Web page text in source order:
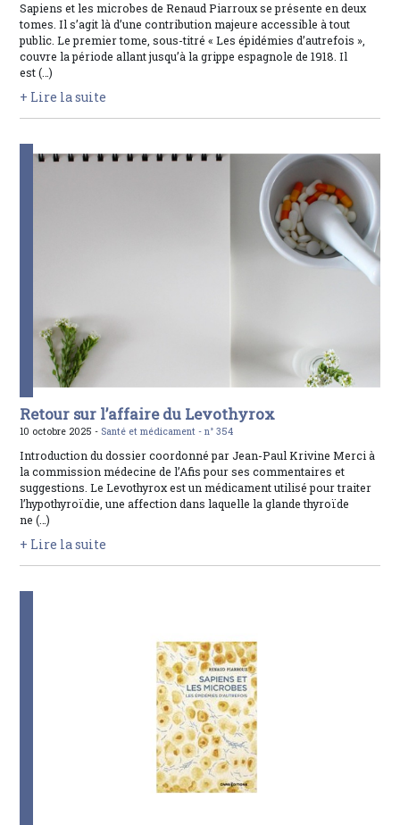
Sapiens et les microbes de Renaud Piarroux se présente en deux
tomes. Il s’agit là d’une contribution majeure accessible à tout
public. Le premier tome, sous-titré « Les épidémies d’autrefois »,
couvre la période allant jusqu’à la grippe espagnole de 1918. Il
est (…)
+ Lire la suite
Retour sur l’affaire du Levothyrox
10 octobre 2025 - Santé et médicament -n° 354
Introduction du dossier coordonné par Jean-Paul Krivine Merci à
la commission médecine de l’Afis pour ses commentaires et
suggestions. Le Levothyrox est un médicament utilisé pour traiter
l’hypothyroïdie, une affection dans laquelle la glande thyroïde
ne (…)
+ Lire la suite